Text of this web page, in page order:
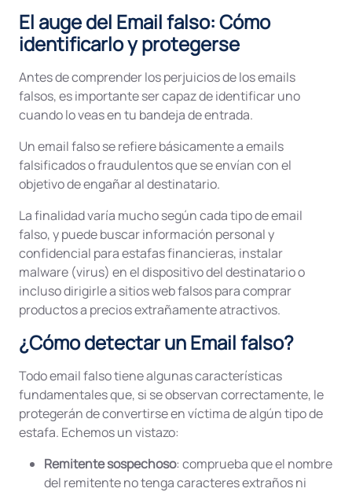
El auge del Email falso: Cómo
identificarlo y protegerse
Antes de comprender los perjuicios de los emails
falsos, es importante ser capaz de identificar uno
cuando lo veas en tu bandeja de entrada.
Un email falso se refiere básicamente a emails
falsificados o fraudulentos que se envían con el
objetivo de engañar al destinatario.
La finalidad varía mucho según cada tipo de email
falso, y puede buscar información personal y
confidencial para estafas financieras, instalar
malware (virus) en el dispositivo del destinatario o
incluso dirigirle a sitios web falsos para comprar
productos a precios extrañamente atractivos.
¿Cómo detectar un Email falso?
Todo email falso tiene algunas características
fundamentales que, si se observan correctamente, le
protegerán de convertirse en víctima de algún tipo de
estafa. Echemos un vistazo:
Remitente sospechoso: comprueba que el nombre
del remitente no tenga caracteres extraños ni